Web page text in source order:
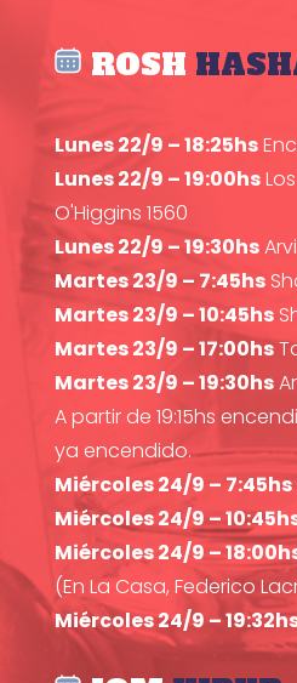
ROSH
Lunes 22/9 – 18:25hs
Lunes 22/9 – 19:00hs
O'Higgins 1560
Lunes 22/9 – 19:30hs
Martes 23/9 – 7:45hs
Martes 23/9 – 10:45hs
Martes 23/9 – 17:00hs
Martes 23/9 – 19:30hs
A partir de 19:15hs
ya encendido.
Miércoles 24/9 – 7:45hs
Miércoles 24/9 –
Miércoles 24/9 –
(En La Casa, Federico
Miércoles 24/9 –